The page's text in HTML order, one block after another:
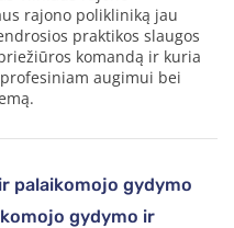
rajono polikliniką jau
praktikos slaugos
komandą ir kuria
augimui bei
palaikomojo gydymo
gydymo ir